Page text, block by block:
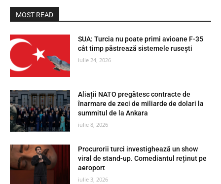
MOST READ
SUA: Turcia nu poate primi avioane F-35
cât timp păstrează sistemele rusești
iulie 24, 2026
Aliații NATO pregătesc contracte de
înarmare de zeci de miliarde de dolari la
summitul de la Ankara
iulie 8, 2026
Procurorii turci investighează un show
viral de stand-up. Comediantul reținut pe
aeroport
iulie 3, 2026